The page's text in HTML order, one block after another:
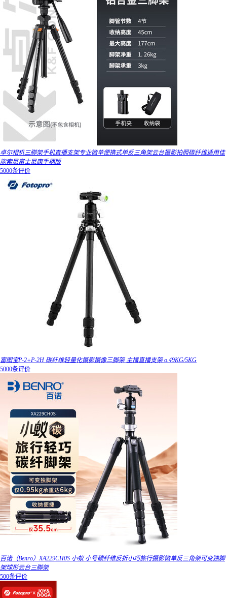
卓尔相机三脚架手机直播支架专业微单便携式单反三角架云台摄影拍照碳纤维适用佳
能索尼富士尼康手柄版
5000条评价
富图宝P-2+P-2H 碳纤维轻量化摄影摄像三脚架 主播直播支架 o.49KG/5KG
5000条评价
百诺（Benro）XA229CH0S 小蚁 小号碳纤维反折小巧旅行摄影微单反三角架可变独脚
架球形云台三脚架
500条评价